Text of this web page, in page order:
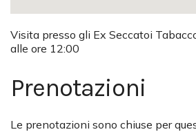
Visita presso gli Ex Seccatoi
alle ore 12:00
Prenotazioni
Le prenotazioni sono chiuse per